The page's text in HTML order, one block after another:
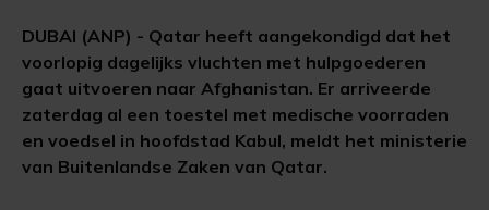
DUBAI (ANP) - Qatar heeft aangekondigd dat het
voorlopig dagelijks vluchten met hulpgoederen
gaat uitvoeren naar Afghanistan. Er arriveerde
zaterdag al een toestel met medische voorraden
en voedsel in hoofdstad Kabul, meldt het ministerie
van Buitenlandse Zaken van Qatar.